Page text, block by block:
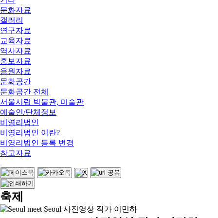
문화자료
갤러리
연구자료
교육자료
역사자료
홍보자료
음원자료
문화공간
문화공간 전체
서울시립 박물관, 미술관
예술인/단체정보
비영리법인
비영리법인 이란?
비영리법인 등록 변경
참고자료
축제